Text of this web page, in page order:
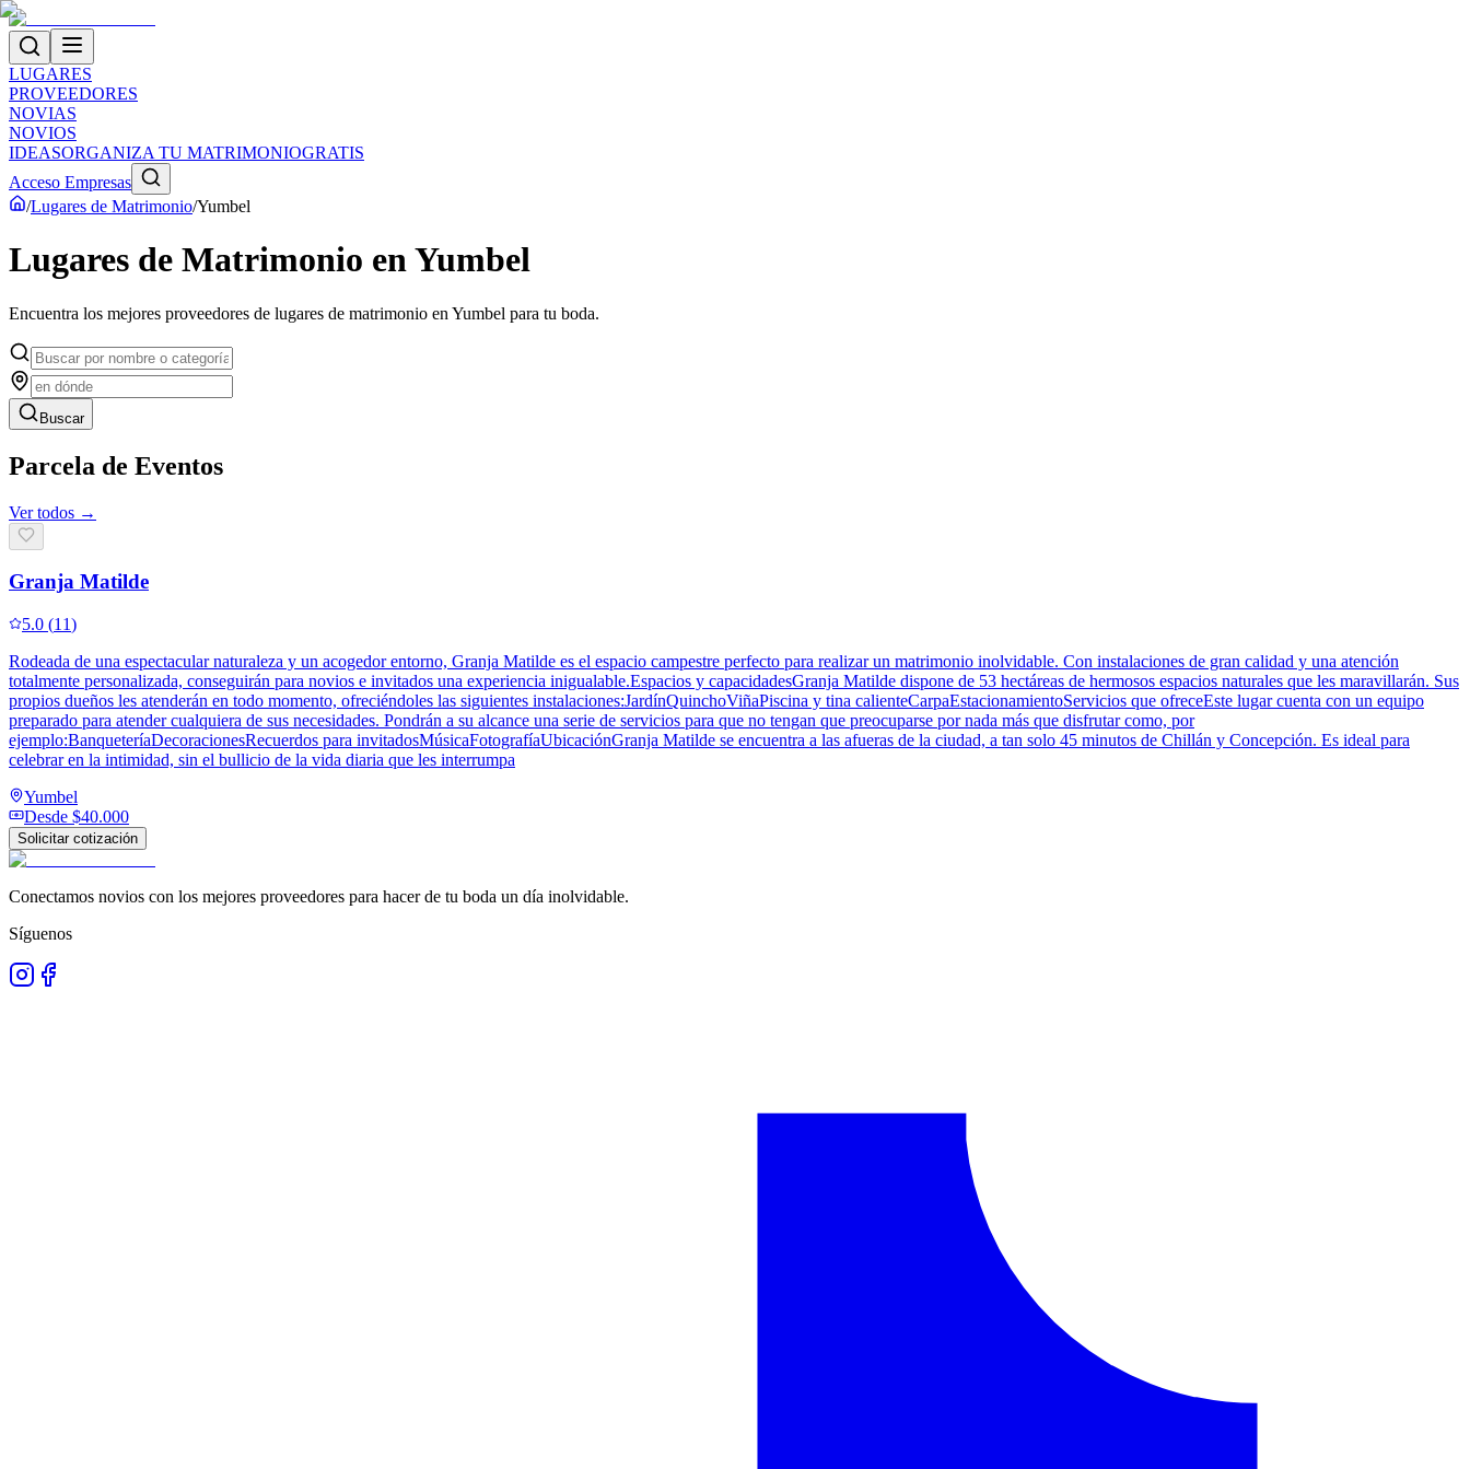
LUGARES
PROVEEDORES
NOVIAS
NOVIOS
IDEASORGANIZA TU MATRIMONIOGRATIS
Acceso Empresas
/Lugares de Matrimonio/Yumbel
Lugares de Matrimonio enYumbel
Encuentra los mejores proveedores de lugares de matrimonio en Yumbel para tu boda.
Buscar
Parcela de Eventos
Ver todos →
Granja Matilde
5.0 (11)
Rodeada de una espectacular naturaleza y un acogedor entorno, Granja Matilde es el espacio campestre perfecto para realizar un matrimonio inolvidable. Con instalaciones de gran calidad y una atención
totalmente personalizada, conseguirán para novios e invitados una experiencia inigualable.Espacios y capacidadesGranja Matilde dispone de 53 hectáreas de hermosos espacios naturales que les maravillarán. Sus
propios dueños les atenderán en todo momento, ofreciéndoles las siguientes instalaciones:JardínQuinchoViñaPiscina y tina calienteCarpaEstacionamientoServicios que ofreceEste lugar cuenta con un equipo
preparado para atender cualquiera de sus necesidades. Pondrán a su alcance una serie de servicios para que no tengan que preocuparse por nada más que disfrutar como, por
ejemplo:BanqueteríaDecoracionesRecuerdos para invitadosMúsicaFotografíaUbicaciónGranja Matilde se encuentra a las afueras de la ciudad, a tan solo 45 minutos de Chillán y Concepción. Es ideal para
celebrar en la intimidad, sin el bullicio de la vida diaria que les interrumpa
Yumbel
Desde $40.000
Solicitar cotización
Conectamos novios con los mejores proveedores para hacer de tu boda un día inolvidable.
Síguenos